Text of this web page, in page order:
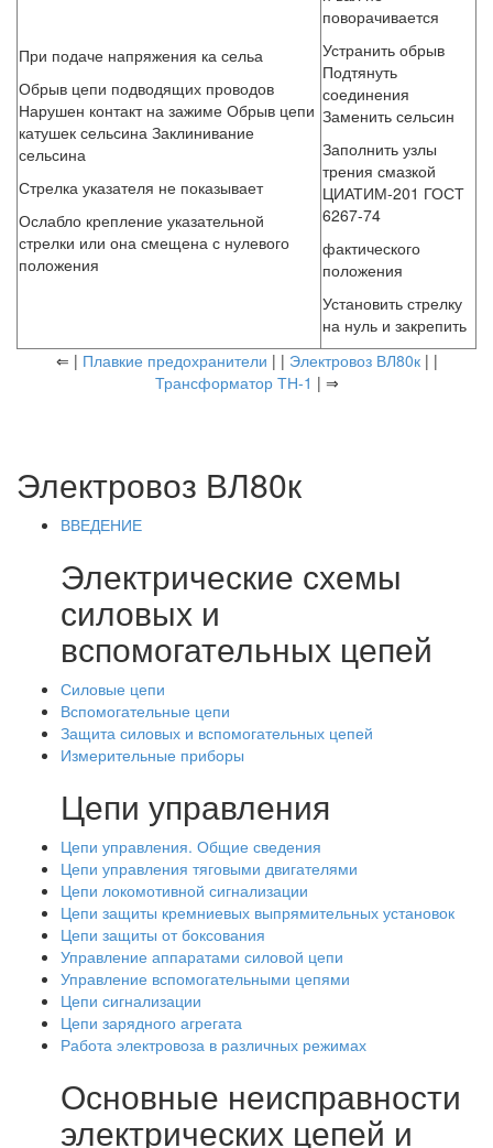
При подаче напряжения ка сельа
Обрыв цепи подводящих проводов
Нарушен контакт на зажиме Обрыв цепи
катушек сельсина Заклинивание
сельсина
Стрелка указателя не показывает
Ослабло крепление указательной
стрелки или она смещена с нулевого
положения
поворачивается
Устранить обрыв
Подтянуть
соединения
Заменить сельсин
Заполнить узлы
трения смазкой
ЦИАТИМ-201 ГОСТ
6267-74
фактического
положения
Установить стрелку
на нуль и закрепить
⇐ | Плавкие предохранители | | Электровоз ВЛ80к| |
Трансформатор ТН-1 | ⇒
Электровоз ВЛ80к
ВВЕДЕНИЕ
Электрические схемы
силовых и
вспомогательных цепей
Силовые цепи
Вспомогательные цепи
Защита силовых и вспомогательных цепей
Измерительные приборы
Цепи управления
Цепи управления. Общие сведения
Цепи управления тяговыми двигателями
Цепи локомотивной сигнализации
Цепи защиты кремниевых выпрямительных установок
Цепи защиты от боксования
Управление аппаратами силовой цепи
Управление вспомогательными цепями
Цепи сигнализации
Цепи зарядного агрегата
Работа электровоза в различных режимах
Основные неисправности
электрических цепей и